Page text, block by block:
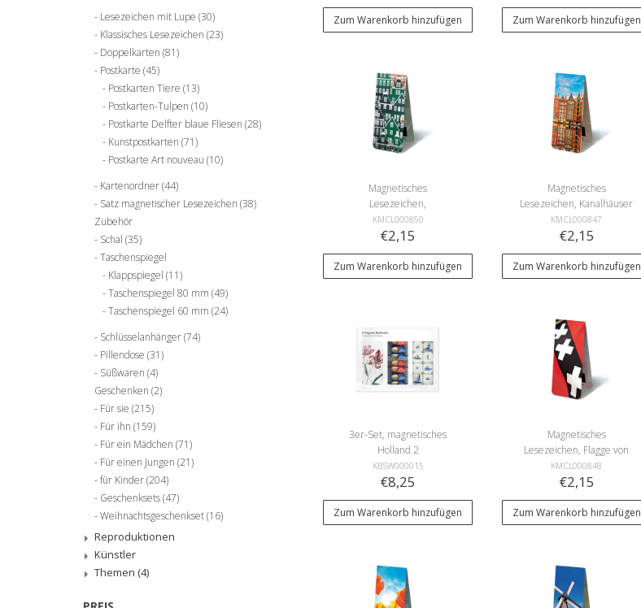
Lesezeichen mit Lupe (30)
Klassisches Lesezeichen (23)
Doppelkarten (81)
Postkarte (45)
Postkarten Tiere (13)
Postkarten-Tulpen (10)
Postkarte Delfter blaue Fliesen (28)
Kunstpostkarten (71)
Postkarte Art nouveau (10)
Kartenordner(44)
Satz magnetischer Lesezeichen (38)
Zubehör
Schal (35)
Taschenspiegel
Klappspiegel (11)
Taschenspiegel 80 mm (49)
Taschenspiegel 60 mm (24)
Schlüsselanhänger(74)
Pillendose (31)
Süßwaren (4)
Geschenken (2)
Für sie (215)
Für ihn (159)
Für ein Mädchen (71)
Für einen Jungen (21)
für Kinder(204)
Geschenksets(47)
Weihnachtsgeschenkset(16)
Reproduktionen
Künstler
Themen (4)
Zum Warenkorb hinzufügen Zum Warenkorb hinzufügen
Magnetisches
Lesezeichen,
niederländische Häuser
KMCL000850
€2,15
Zum Warenkorb hinzufügen
Magnetisches
Lesezeichen, Kanalhäuser
KMCL000847
€2,15
Zum Warenkorb hinzufügen
3er-Set, magnetisches
Holland 2
KBSW000015
€8,25
Zum Warenkorb hinzufügen
Magnetisches
Lesezeichen, Flagge von
Amsterdam
KMCL000848
€2,15
Zum Warenkorb hinzufügen